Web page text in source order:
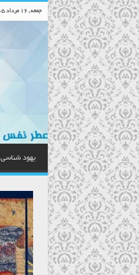
جمعه , ۱۶ مرداد ۱۴۰۵
یهود شناسی